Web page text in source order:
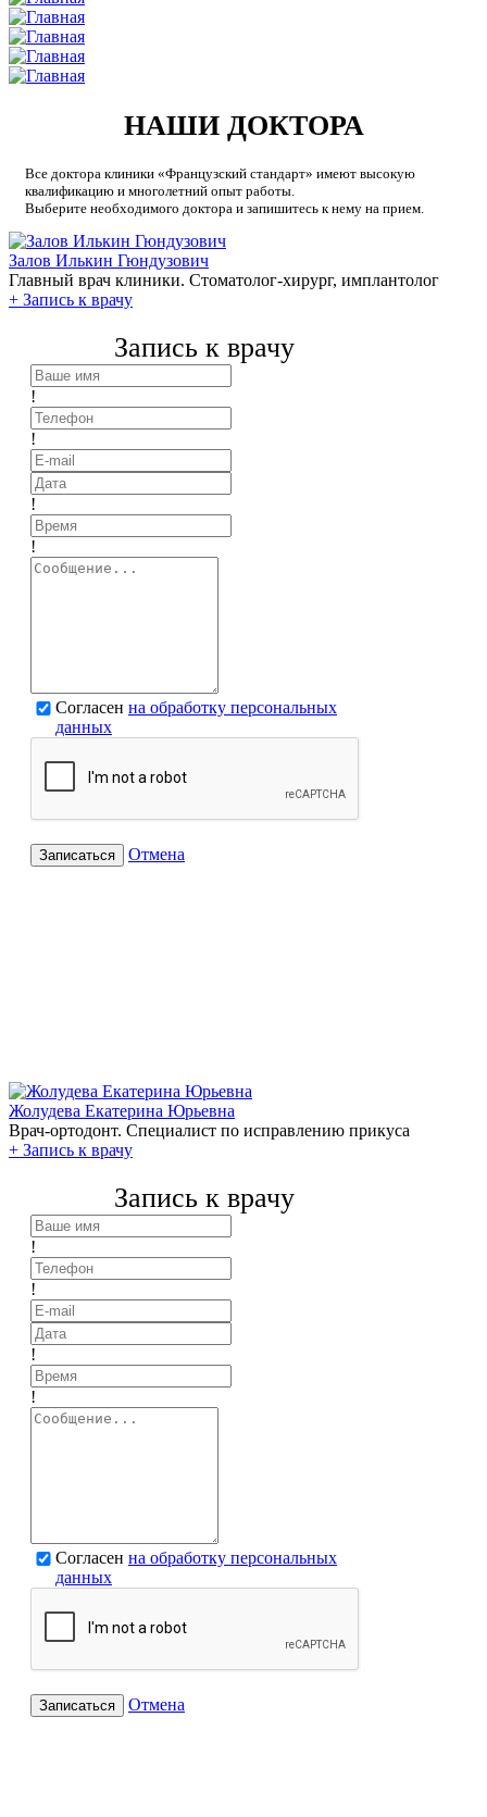
НАШИ ДОКТОРА
Все доктора клиники «Французский стандарт» имеют высокую
квалификацию и многолетний опыт работы.
Выберите необходимого доктора и запишитесь к нему на прием.
Залов Илькин Гюндузович
Главный врач клиники. Стоматолог-хирург, имплантолог
+ Запись к врачу
Запись к врачу
!
!
!
!
Согласен на обработку персональных
данных
Записаться Отмена
Жолудева Екатерина Юрьевна
Врач-ортодонт. Специалист по исправлению прикуса
+ Запись к врачу
Запись к врачу
!
!
!
!
Согласен на обработку персональных
данных
Записаться Отмена